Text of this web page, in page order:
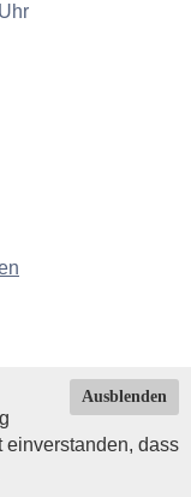
Ausblenden
einverstanden, dass